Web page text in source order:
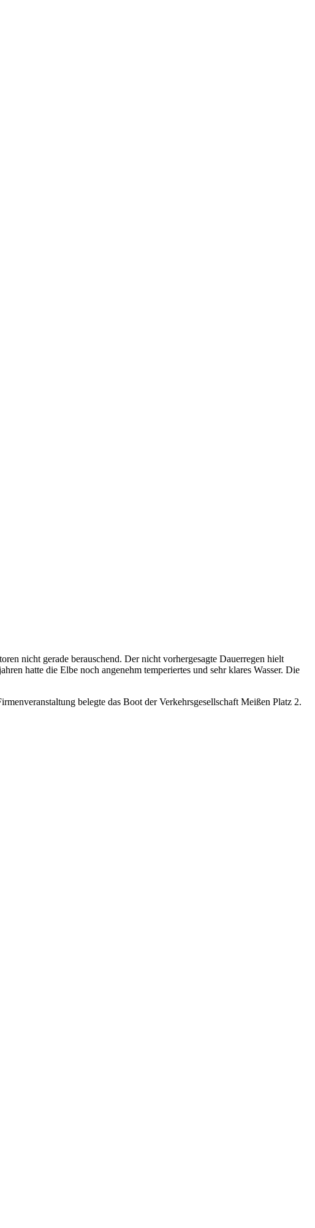
nicht gerade berauschend. Der nicht vorhergesagte Dauerregen hielt
hatte die Elbe noch angenehm temperiertes und sehr klares Wasser. Die
belegte das Boot der Verkehrsgesellschaft Meißen Platz 2.